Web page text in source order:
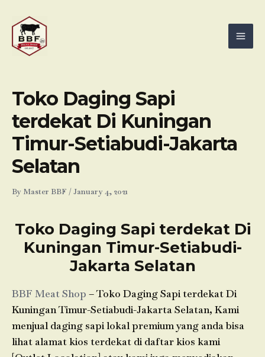
content
Toko Daging Sapi
terdekat Di Kuningan
Timur-Setiabudi-Jakarta
Selatan
By Master BBF /January 4, 2021
Toko Daging Sapi terdekat Di
Kuningan Timur-Setiabudi-
Jakarta Selatan
BBF Meat Shop – Toko Daging Sapi terdekat Di
Kuningan Timur-Setiabudi-Jakarta Selatan, Kami
menjual daging sapi lokal premium yang anda bisa
lihat alamat kios terdekat di daftar kios kami